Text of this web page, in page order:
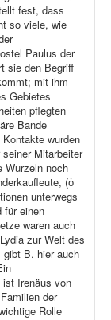
fest, dass
so viele, wie
Paulus der
sie den Begriff
mit ihm
Gebietes
pflegten
Bande
wurden
Mitarbeiter
Wurzeln noch
(ὁ
unterwegs
für einen
waren auch
zur Welt des
gibt B. hier auch
Irenäus von
der
Rolle